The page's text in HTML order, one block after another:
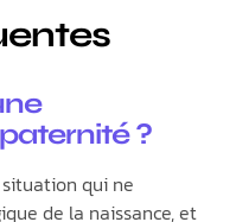
?
qui ne
de la naissance, et